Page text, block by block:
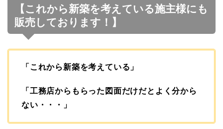
【これから新築を考えている施主様にも
販売しております！】
「これから新築を考えている」
「工務店からもらった図面だけだとよく分から
ない・・・」